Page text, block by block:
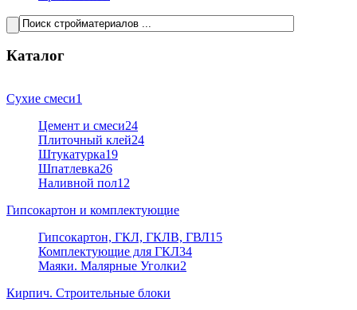
Каталог
Сухие смеси1
Цемент и смеси24
Плиточный клей24
Штукатурка19
Шпатлевка26
Наливной пол12
Гипсокартон и комплектующие
Гипсокартон, ГКЛ, ГКЛВ, ГВЛ15
Комплектующие для ГКЛ34
Маяки. Малярные Уголки2
Кирпич. Строительные блоки